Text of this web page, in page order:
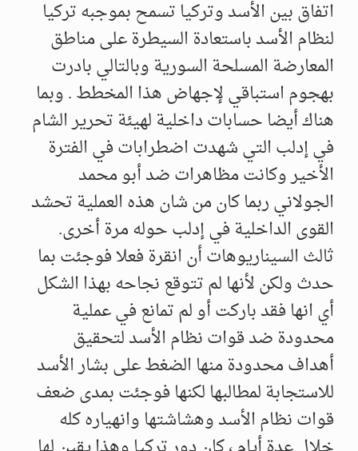
اتفاق بين الأسد وتركيا تسمح بموجبه تركيا
لنظام الأسد باستعادة السيطرة على مناطق
المعارضة المسلحة السورية وبالتالي بادرت
بهجوم استباقي لإجهاض هذا المخطط . وبما
هناك أيضا حسابات داخلية لهيئة تحرير الشام
في إدلب التي شهدت اضطرابات في الفترة
الأخير وكانت مظاهرات ضد أبو محمد
الجولاني ربما كان من شان هذه العملية تحشد
القوى الداخلية في إدلب حوله مرة أخرى.
ثالث السيناريوهات أن انقرة فعلا فوجئت بما
حدث ولكن لأنها لم تتوقع نجاحه بهذا الشكل
أي انها فقد باركت أو لم تمانع في عملية
محدودة ضد قوات نظام الأسد لتحقيق
أهداف محدودة منها الضغط على بشار الأسد
للاستجابة لمطالبها لكنها فوجئت بمدى ضعف
قوات نظام الأسد وهشاشتها وانهياره كله